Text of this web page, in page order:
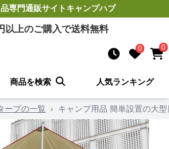
専門通販サイトキャンプハブ
以上のご購入で送料無料
0 0
商品を検索 人気ランキング
ープの一覧 › キャンプ用品 簡単設置の大